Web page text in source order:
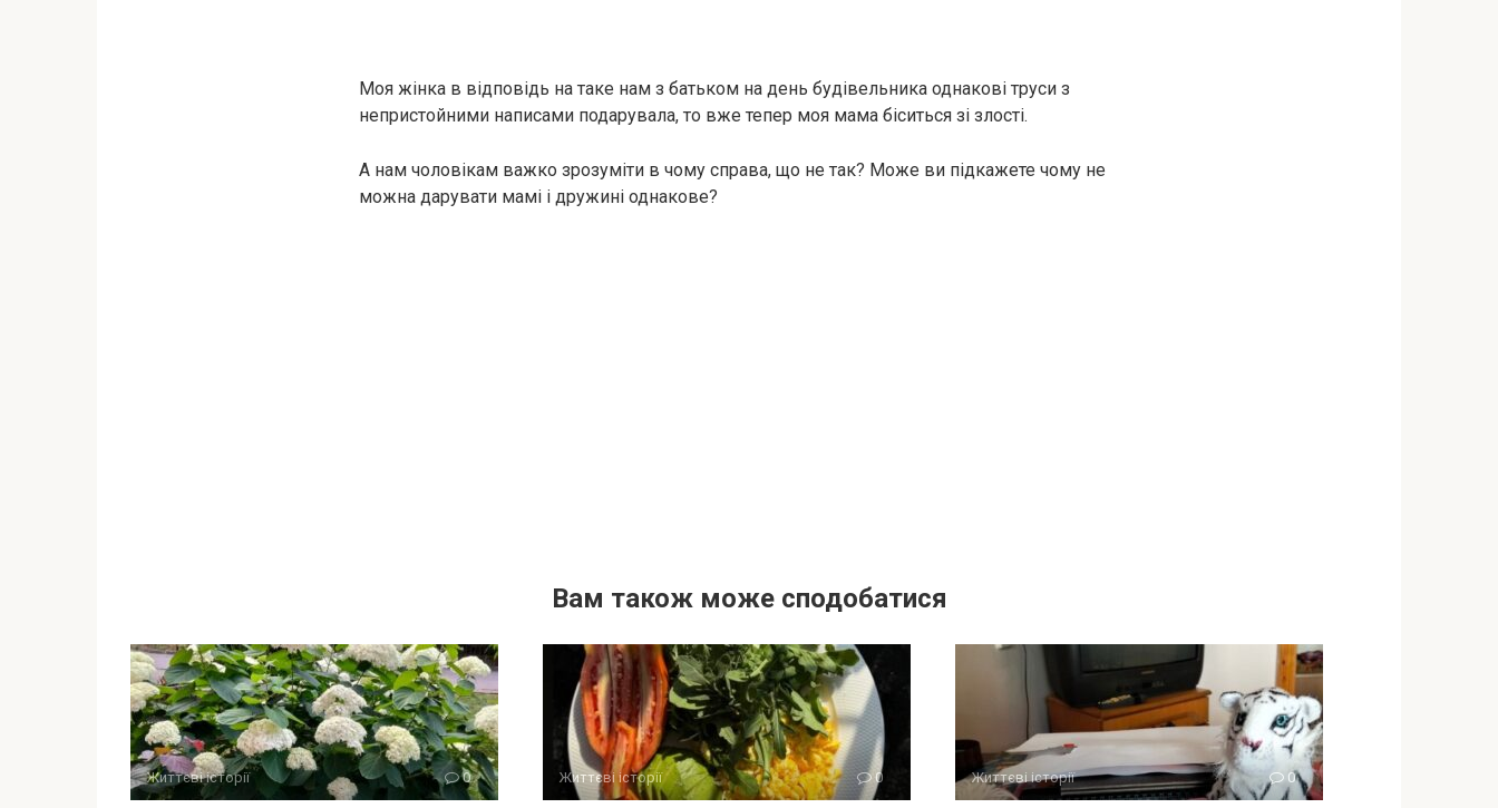
Моя жінка в відповідь на таке нам з батьком на день будівельника однакові труси з
непристойними написами подарувала, то вже тепер моя мама біситься зі злості.
А нам чоловікам важко зрозуміти в чому справа, що не так? Може ви підкажете чому не
можна дарувати мамі і дружині однакове?
Вам також може сподобатися
Життєві історії 0 Життєві історії 0 Життєві історії 0